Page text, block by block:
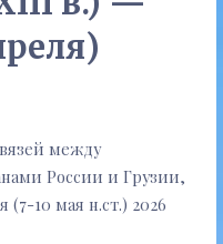
между
России и Грузии,
10 мая н.ст.) 2026